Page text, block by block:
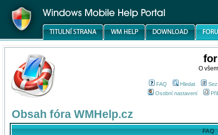
O
FAQ Hledat
Osobní nastavení
Obsah fóra WMHelp.cz
FAQ